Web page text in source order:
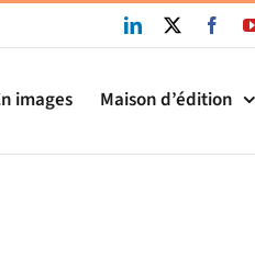
LinkedIn
images Maison d’édition